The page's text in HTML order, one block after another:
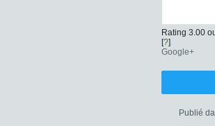
Rating 3.00
[?]
Google+
Publié